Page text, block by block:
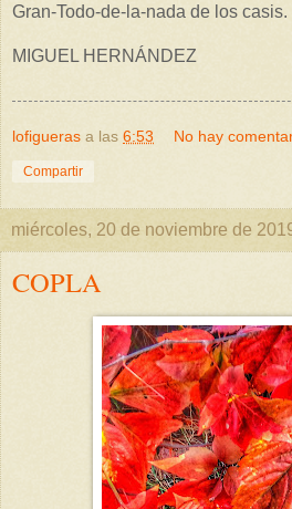
Gran-Todo-de-la-nada de los casis.
MIGUEL HERNÁNDEZ
lofigueras a las 6:53 No hay
Compartir
miércoles, 20 de noviembre de
COPLA